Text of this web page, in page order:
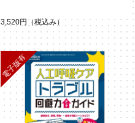
3,520円 （税込み）